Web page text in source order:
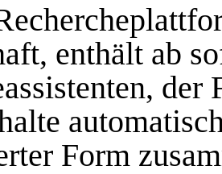
enthält ab
der
Form